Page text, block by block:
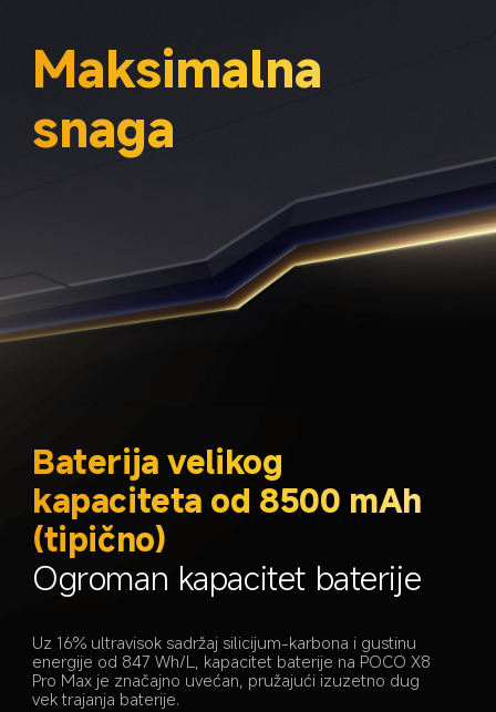
Maksimalna
snaga
Baterija velikog
kapaciteta od 8500 mAh
(tipično)
Ogroman kapacitet baterije
Uz 16% ultravisok sadržaj silicijum-karbona i gustinu
energije od 847 Wh/L, kapacitet baterije na POCO X8
Pro Max je značajno uvećan, pružajući izuzetno dug
vek trajanja baterije.